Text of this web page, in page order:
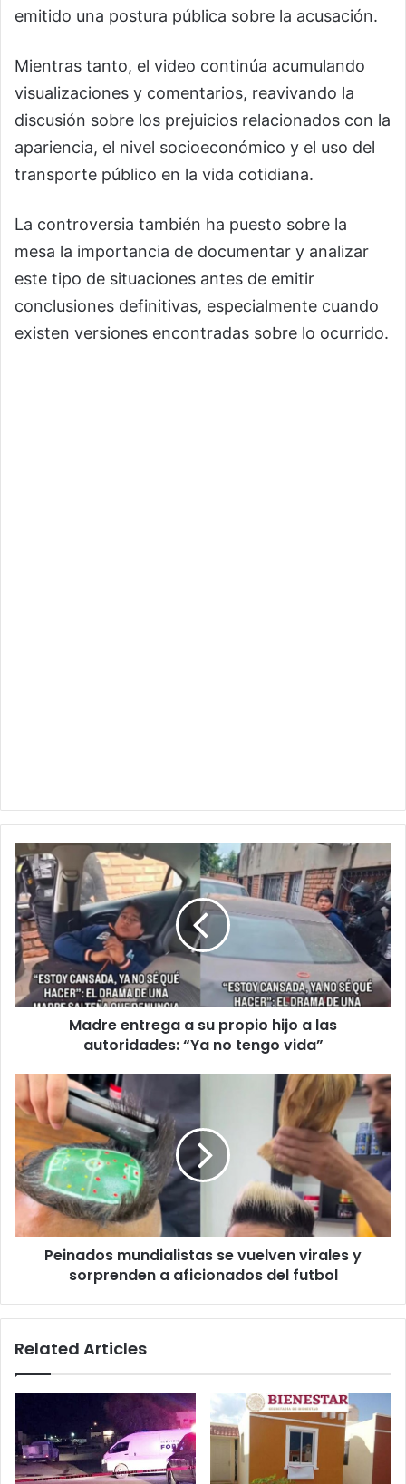
emitido una postura pública sobre la acusación.
Mientras tanto, el video continúa acumulando
visualizaciones y comentarios, reavivando la
discusión sobre los prejuicios relacionados con la
apariencia, el nivel socioeconómico y el uso del
transporte público en la vida cotidiana.
La controversia también ha puesto sobre la
mesa la importancia de documentar y analizar
este tipo de situaciones antes de emitir
conclusiones definitivas, especialmente cuando
existen versiones encontradas sobre lo ocurrido.
Madre
entrega
a
su
propio
hijo
a
las
autoridades:
vida”
Madre entrega a su propio hijo a las
autoridades: “Ya no tengo vida”
Peinados
mundialistas
se
vuelven
virales
y
sorprenden
aficionados
Peinados mundialistas se vuelven virales y
sorprenden a aficionados del futbol
Related Articles